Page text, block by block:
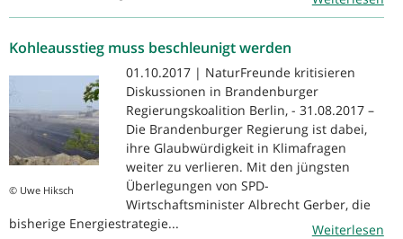
Kohleausstieg muss beschleunigt werden
© Uwe Hiksch
01.10.2017 | NaturFreunde kritisieren
Diskussionen in Brandenburger
Regierungskoalition Berlin, - 31.08.2017 –
Die Brandenburger Regierung ist dabei,
ihre Glaubwürdigkeit in Klimafragen
weiter zu verlieren. Mit den jüngsten
Überlegungen von SPD-
Wirtschaftsminister Albrecht Gerber, die
bisherige Energiestrategie...
Weiterlesen